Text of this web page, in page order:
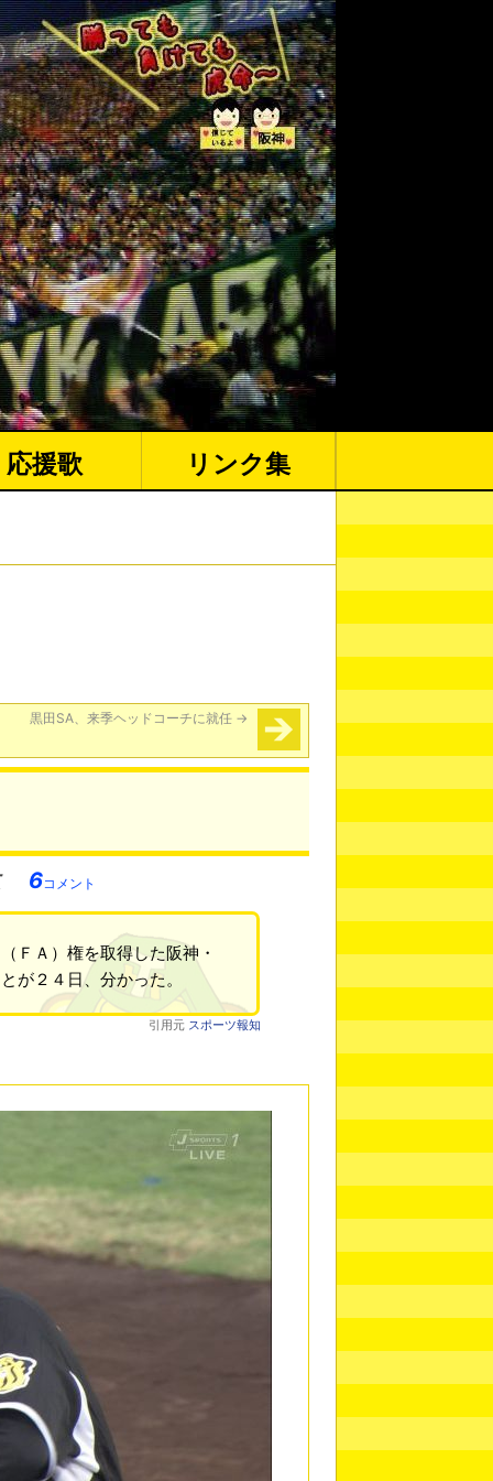
応援歌 リンク集
黒田SA、来季ヘッドコーチに就任 →
6コメント
ＦＡ）権を取得した阪神・
が２４日、分かった。
引用元 スポーツ報知